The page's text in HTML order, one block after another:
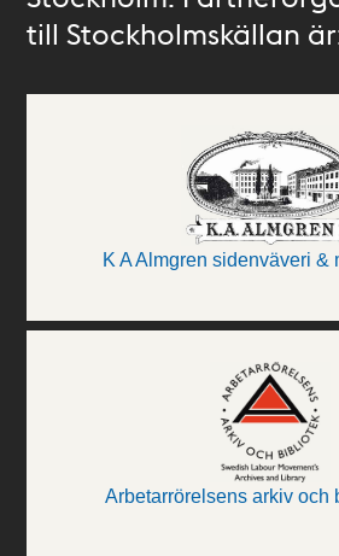
till Stockholmskällan
K A Almgren sidenväveri &
Arbetarrörelsens arkiv och